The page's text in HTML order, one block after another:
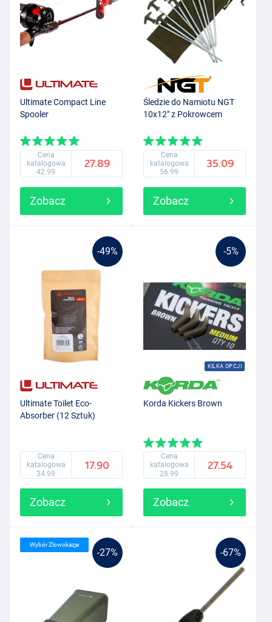
Ultimate Compact Line
Spooler
Cena
katalogowa
42.99
27.89
Zobacz
Śledzie do Namiotu NGT
10x12" z Pokrowcem
Cena
katalogowa
56.99
35.09
Zobacz
-49%
Ultimate Toilet Eco-
Absorber (12 Sztuk)
Cena
katalogowa
34.99
17.90
Zobacz
-5%
KILKA OPCJI
Korda Kickers Brown
Cena
katalogowa
28.99
27.54
Zobacz
-27%
Wybór Zlowokazje
-67%